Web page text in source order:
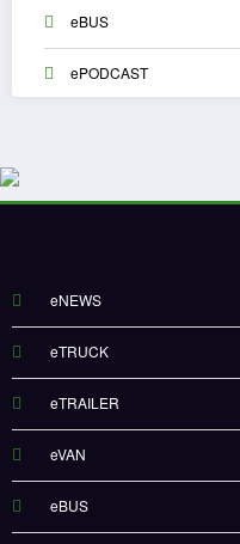
eBUS
ePODCAST
eNEWS
eTRUCK
eTRAILER
eVAN
eBUS